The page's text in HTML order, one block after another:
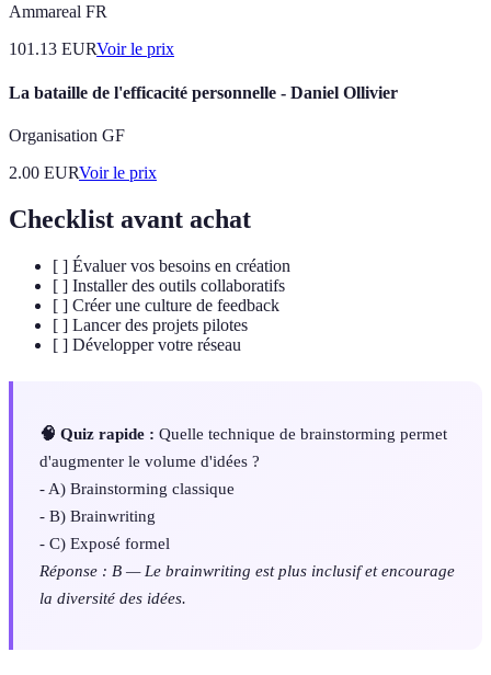
Ammareal FR
101.13 EURVoir le prix
La bataille de l'efficacité personnelle - Daniel Ollivier
Organisation GF
2.00 EURVoir le prix
Checklist avant achat
[ ] Évaluer vos besoins en création
[ ] Installer des outils collaboratifs
[ ] Créer une culture de feedback
[ ] Lancer des projets pilotes
[ ] Développer votre réseau
🧠 Quiz rapide : Quelle technique de brainstorming permet
d'augmenter le volume d'idées ?
- A) Brainstorming classique
- B) Brainwriting
- C) Exposé formel
Réponse : B — Le brainwriting est plus inclusif et encourage
la diversité des idées.